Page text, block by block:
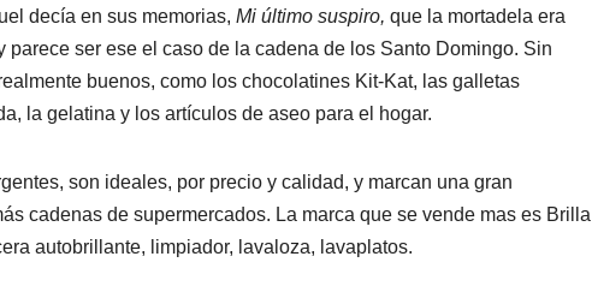
decía en sus memorias, Mi último suspiro, que la mortadela era
parece ser ese el caso de la cadena de los Santo Domingo. Sin
buenos, como los chocolatines Kit-Kat, las galletas
la gelatina y los artículos de aseo para el hogar.
son ideales, por precio y calidad, y marcan una gran
cadenas de supermercados. La marca que se vende mas es Brilla
autobrillante, limpiador, lavaloza, lavaplatos.